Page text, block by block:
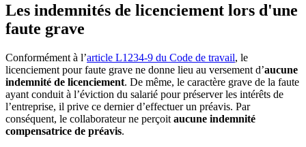
Les indemnités de licenciement lors d'une
faute grave
Conformément à l’article L1234-9 du Code de travail, le
licenciement pour faute grave ne donne lieu au versement d’aucune
indemnité de licenciement. De même, le caractère grave de la faute
ayant conduit à l’éviction du salarié pour préserver les intérêts de
l’entreprise, il prive ce dernier d’effectuer un préavis. Par
conséquent, le collaborateur ne perçoit aucune indemnité
compensatrice de préavis.